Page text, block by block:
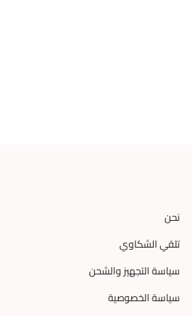
نحن
تلقي الشكاوي
سياسة التجهيز والشحن
سياسة الخصوصية